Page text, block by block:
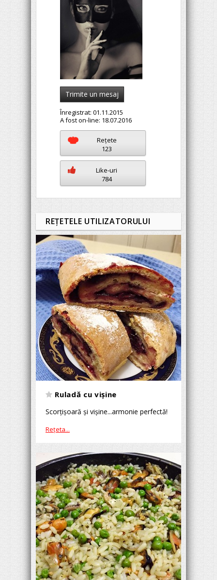
Trimite un mesaj
Înregistrat: 01.11.2015
A fost on-line: 18.07.2016
Reţete
123
Like-uri
784
REŢETELE UTILIZATORULUI
Ruladă cu vişine
Scorţişoară şi vişine...armonie perfectă!
Reţeta...